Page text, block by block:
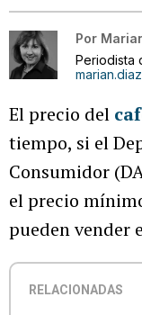
Por
Periodista
El precio del
tiempo, si el
Consumidor
el precio
pueden vender
RELACIONADAS